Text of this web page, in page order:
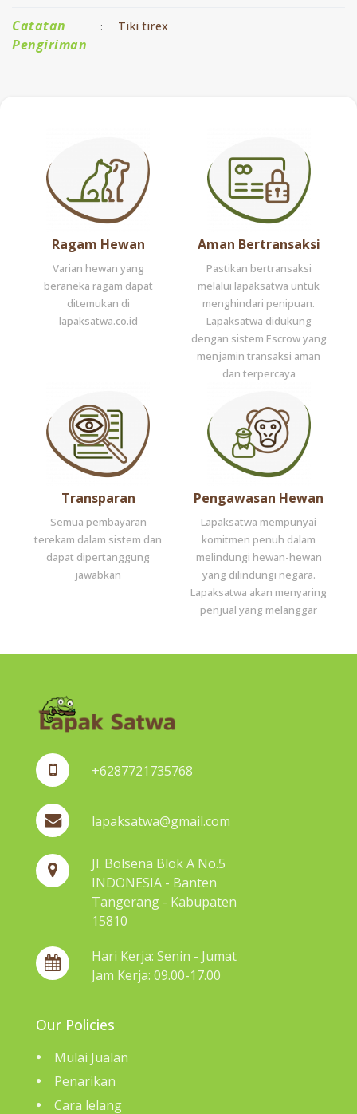
Catatan
Pengiriman
: Tiki tirex
Ragam Hewan
Varian hewan yang
beraneka ragam dapat
ditemukan di
lapaksatwa.co.id
Aman Bertransaksi
Pastikan bertransaksi
melalui lapaksatwa untuk
menghindari penipuan.
Lapaksatwa didukung
dengan sistem Escrow yang
menjamin transaksi aman
dan terpercaya
Transparan
Semua pembayaran
terekam dalam sistem dan
dapat dipertanggung
jawabkan
Pengawasan Hewan
Lapaksatwa mempunyai
komitmen penuh dalam
melindungi hewan-hewan
yang dilindungi negara.
Lapaksatwa akan menyaring
penjual yang melanggar
+6287721735768
lapaksatwa@gmail.com
Jl. Bolsena Blok A No.5
INDONESIA - Banten
Tangerang - Kabupaten
15810
Hari Kerja: Senin - Jumat
Jam Kerja: 09.00-17.00
Our Policies
Mulai Jualan
Penarikan
Cara lelang